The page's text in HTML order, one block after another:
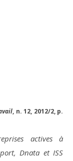
, n. 12, 2012/2, p.
actives à
Dnata et ISS